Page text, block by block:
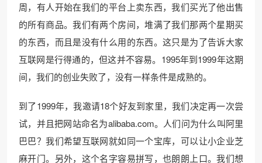
周，有人开始在我们的平台上卖东西，我们买光了他出售
的所有商品。我们有两个房间，堆满了我们那两个星期买
的东西，而且是没有什么用的东西。这只是为了告诉大家
互联网是行得通的，但这并不容易。1995年到1999年这期
间，我们的创业失败了，没有一样条件是成熟的。
到了1999年，我邀请18个好友到家里，我们决定再一次尝
试，并且把网站命名为alibaba.com。人们问为什么叫阿里
巴巴？我们希望互联网就如同一个宝库，可以让小企业芝
麻开门。另外，这个名字容易拼写，也朗朗上口。我们想